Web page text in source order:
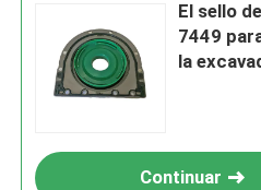
El sello
7449
la
Continuar